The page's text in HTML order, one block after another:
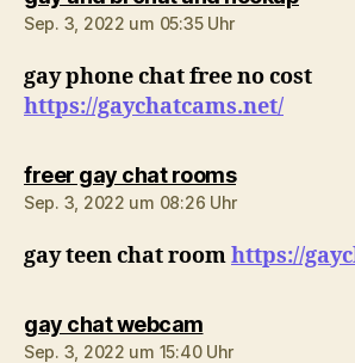
Sep. 3, 2022 um 05:35 Uhr
gay phone chat free no cost
https://gaychatcams.net/
freer gay chat roomssagt:
Sep. 3, 2022 um 08:26 Uhr
gay teen chat roomhttps://
gay chat webcamsagt:
Sep. 3, 2022 um 15:40 Uhr